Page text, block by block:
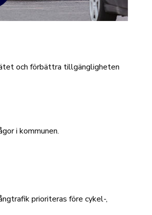
och förbättra tillgängligheten
i kommunen.
prioriteras före cykel-,